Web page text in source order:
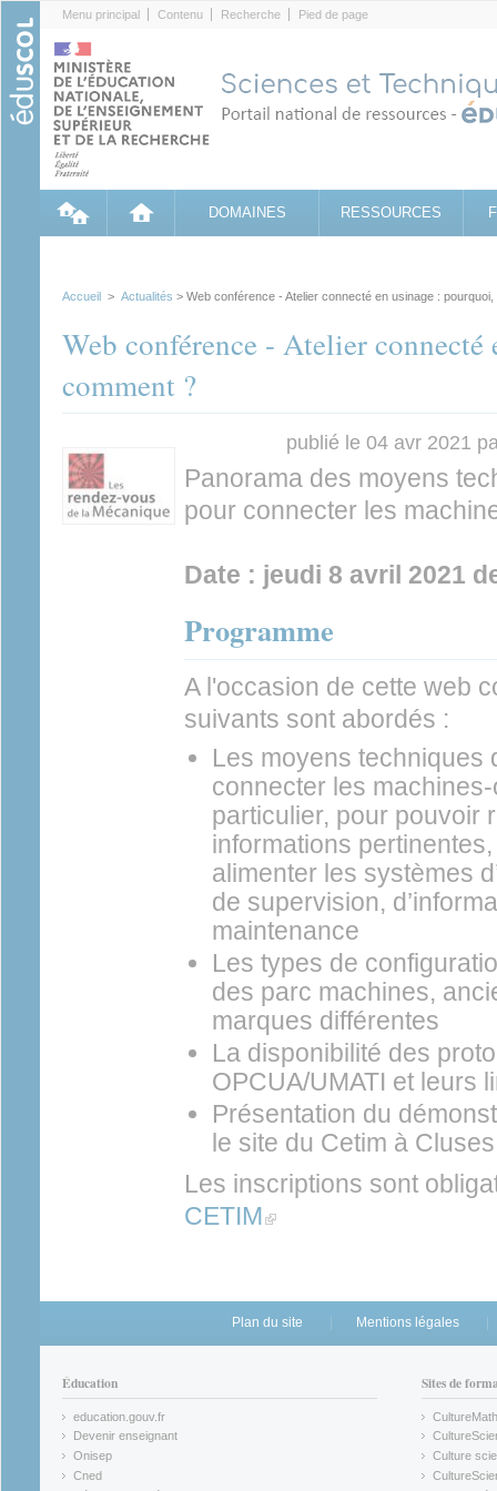
Menu principal Contenu Recherche Pied de page
DOMAINES RESSOURCES
Accueil > Actualités > Web conférence - Atelier connecté en usinage :
Web conférence - Atelier
comment ?
publié le 04 avr 2021
Panorama des moyens
pour connecter les
Date : jeudi 8 avril 2021
Programme
A l'occasion de cette web
suivants sont abordés :
Les moyens techniques
connecter les
particulier, pour pouvoir
informations
alimenter les systèmes
de supervision,
maintenance
Les types de
des parc machines,
marques différentes
La disponibilité des
OPCUA/UMATI et leurs
Présentation du
le site du Cetim à Cluses
Les inscriptions sont
CETIM (link is external)
Plan du site Mentions légales
Éducation
education.gouv.fr
(link is external)
Devenir enseignant
(link is external)
Onisep
(link is external)
Cned
Sites de
CultureMath
(link is
(link is
Culture